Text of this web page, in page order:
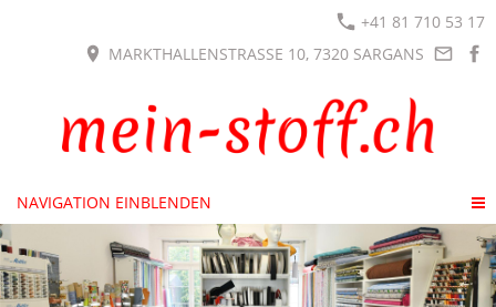
+41 81 710 53 17
MARKTHALLENSTRASSE 10, 7320 SARGANS
NAVIGATION EINBLENDEN